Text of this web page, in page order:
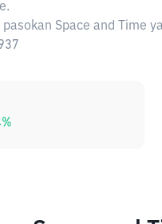
Space and Time
%